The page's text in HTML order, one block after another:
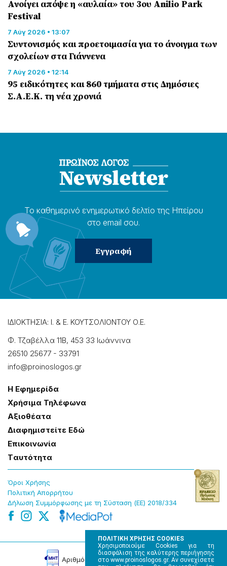
ΠΟΛΙΤΙΚΗ ΧΡΗΣΗΣ COOKIES
Χρησιμοποιούμε Cookies για τη
διασφάλιση της καλύτερης περιήγησης
στο www.proinoslogos.gr. Αν συνεχίσετε
Ανοίγει απόψε η «αυλαία» του 3ου Anilio Park
Festival
7 Αύγ 2026 • 13:07
Συντονισμός και προετοιμασία για το άνοιγμα των
σχολείων στα Γιάννενα
7 Αύγ 2026 • 12:14
95 ειδικότητες και 860 τμήματα στις Δημόσιες
Σ.Α.Ε.Κ. τη νέα χρονιά
Το καθημερɩνό ενημερωτɩκό δελτίο της Ηπείρου
στο email σου.
ΙΔΙΟΚΤΗΣΙΑ: Ι. & Ε. ΚΟΥΤΣΟΛΙΟΝΤΟΥ Ο.Ε.
Φ. Τζαβέλλα 11Β, 453 33 Ιωάννɩνα
26510 25677 - 33791
info@proinoslogos.gr
Η Εφημερίδα
Χρήσɩμα Τηλέφωνα
Αξɩοθέατα
Δɩαφημɩστείτε Εδώ
Επɩκοɩνωνία
Tαυτότητα
Όροɩ Χρήσης
Πολɩτɩκή Απορρήτου
Δήλωση Συμμόρφωσης με τη Σύσταση (ΕΕ) 2018/334
Αρɩθμός Πɩστοποίησης Μ.Η.Τ. 220242